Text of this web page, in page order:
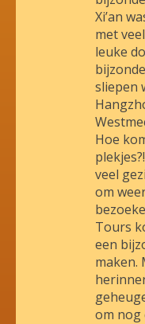
Xi’an
met
leuke
sliepen
Hoe
veel
om
Tours
een
maken.
om nog